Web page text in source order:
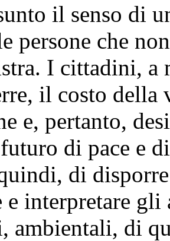
il senso di
persone che
I cittadini, a
il costo della
e, pertanto,
di pace e
di
e interpretare
ambientali, di